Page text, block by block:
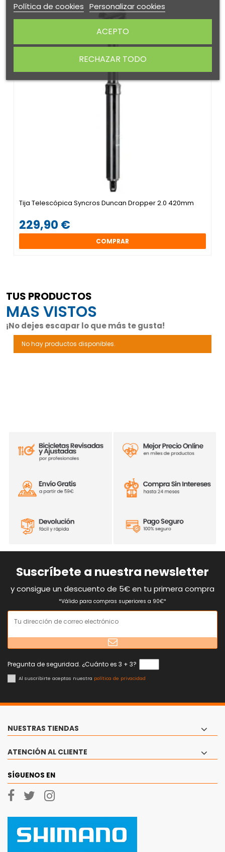
Tija Telescópica Syncros Duncan Dropper 2.0 420mm
229,90 €
COMPRAR
TUS PRODUCTOS
MAS VISTOS
¡No dejes escapar lo que más te gusta!
No hay productos disponibles.
Suscríbete a nuestra newsletter
y consigue un descuento de 5€ en tu primera compra
*Válido para compras superiores a 90€*
Pregunta de seguridad. ¿Cuánto es 3 + 3?
Al suscribirte aceptas nuestra política de privacidad
NUESTRAS TIENDAS
ATENCIÓN AL CLIENTE
SÍGUENOS EN
Política de cookies Personalizar cookies
RECHAZAR TODO
ACEPTO